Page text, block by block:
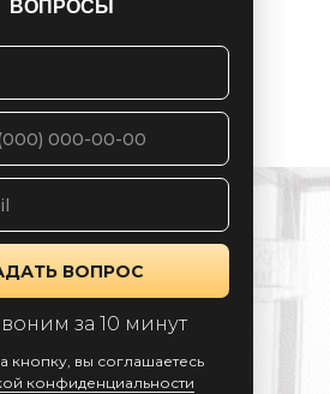
ВОПРОСЫ
ВОПРОС
за 10 минут
кнопку, вы соглашаетесь
конфиденциальности